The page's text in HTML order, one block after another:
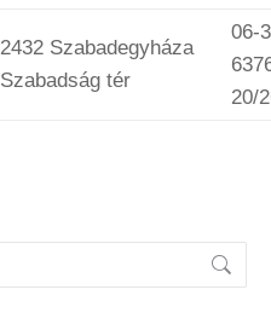
2432 Szabadegyháza
Szabadság tér
06-
20/